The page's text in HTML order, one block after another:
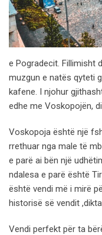
e Pogradecit. Fillimisht
muzgun e natës qyteti
kafene. I njohur
edhe me Voskopojën,
Voskopoja është një
rrethuar nga male të
e parë ai bën një
ndalesa e parë është
është vendi më i mirë
historisë së vendit
Vendi perfekt për ta